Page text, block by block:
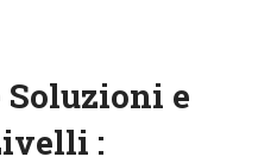
Soluzioni e
: